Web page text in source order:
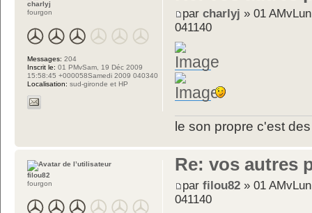
parcharlyj » 01
041140
le son propre c'est
charlyj
fourgon
Messages: 204
Inscrit le: 01 PMvSam, 19 Déc 2009
15:58:45 +000058Samedi 2009 040340
Localisation: sud-gironde et HP
Re: vos autres
parfilou82 » 01
041140
filou82
fourgon